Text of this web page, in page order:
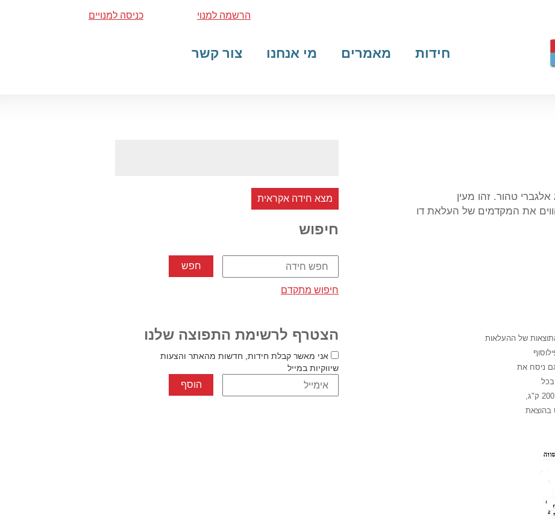
הרשמה למנוי כניסה למנויים
חידות מאמרים מי אנחנו צור קשר
טהור. זהו מעין
את המקדמים של העלאת דו
של ההעלאות
בכל
מצא חידה אקראית
חיפוש
חיפוש מתקדם
הצטרף לרשימת התפוצה שלנו
אני מאשר קבלת חידות, חדשות מהאתר והצעות
שיווקיות במייל